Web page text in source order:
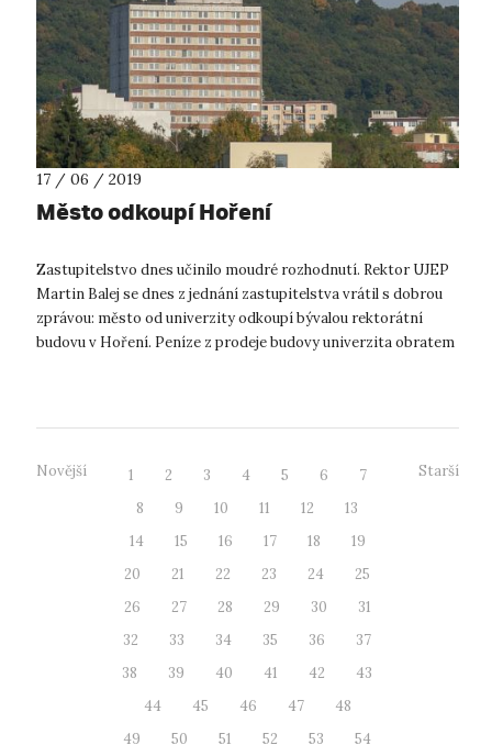
17 / 06 / 2019
Město odkoupí Hoření
Zastupitelstvo dnes učinilo moudré rozhodnutí. Rektor UJEP
Martin Balej se dnes z jednání zastupitelstva vrátil s dobrou
zprávou: město od univerzity odkoupí bývalou rektorátní
budovu v Hoření. Peníze z prodeje budovy univerzita obratem
Novější 1 2 3 4 5 6
7
8
9 10 11 12
13
14
15 16 17 18
19
20
21 22 23 24
25
26
27 28 29 30
31
32
33 34 35 36
37
38
39 40 41 42
43
44
45 46 47
48
49
50 51 52 53
54
Starší